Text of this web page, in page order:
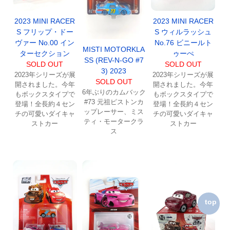
top
2023 MINI RACER
S フリップ・ドー
ヴァー No.00 イン
ターセクション
SOLD OUT
2023年シリーズが展
開されました。今年
もボックスタイプで
登場！全長約４セン
チの可愛いダイキャ
ストカー
MISTI MOTORKLA
SS (REV-N-GO #7
3) 2023
SOLD OUT
6年ぶりのカムバック
#73 元祖ピストンカ
ップレーサー、ミス
ティ・モータークラ
ス
2023 MINI RACER
S ウィルラッシュ
No.76 ビニールト
ゥーぺ
SOLD OUT
2023年シリーズが展
開されました。今年
もボックスタイプで
登場！全長約４セン
チの可愛いダイキャ
ストカー